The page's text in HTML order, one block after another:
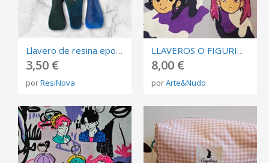
Llavero de resina epoxi completamente único y personalizable
3,50 €
porResiNova
LLAVEROS O FIGURITAS HUNTRIX
8,00 €
porArte&Nudo